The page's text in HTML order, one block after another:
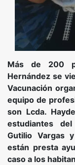
Más de 200
Hernández se
Vacunación
equipo de
son Lcda.
estudiantes
Gutilio Vargas
están presta
caso a los